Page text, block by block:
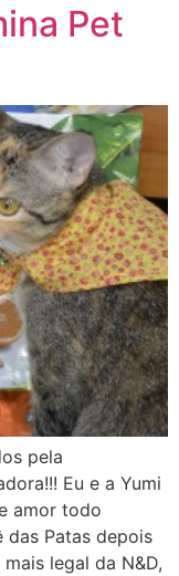
Pet
pela
Eu e a Yumi
amor todo
das Patas depois
legal da N&D,